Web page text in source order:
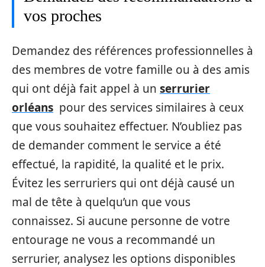
vos proches
Demandez des références professionnelles à
des membres de votre famille ou à des amis
qui ont déjà fait appel à un serrurier
orléans pour des services similaires à ceux
que vous souhaitez effectuer. N’oubliez pas
de demander comment le service a été
effectué, la rapidité, la qualité et le prix.
Évitez les serruriers qui ont déjà causé un
mal de tête à quelqu’un que vous
connaissez. Si aucune personne de votre
entourage ne vous a recommandé un
serrurier, analysez les options disponibles